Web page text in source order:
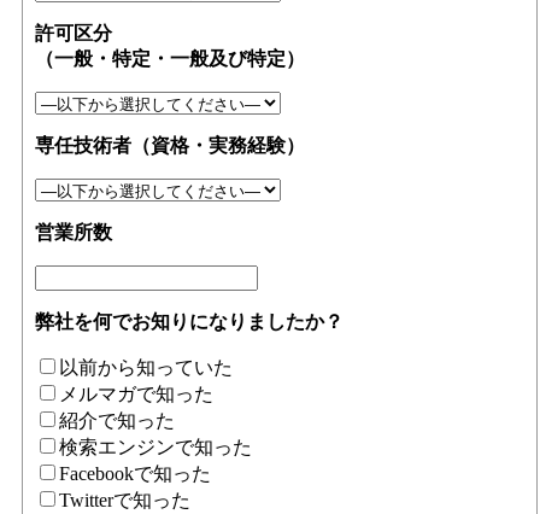
許可区分
（一般・特定・一般及び特定）
専任技術者（資格・実務経験）
営業所数
弊社を何でお知りになりましたか？
以前から知っていた
メルマガで知った
紹介で知った
検索エンジンで知った
Facebookで知った
Twitterで知った